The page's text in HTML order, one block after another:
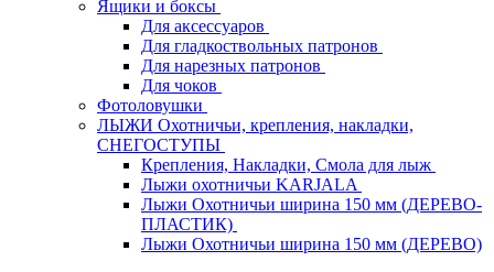
Ящики и боксы
Для аксессуаров
Для гладкоствольных патронов
Для нарезных патронов
Для чоков
Фотоловушки
ЛЫЖИ Охотничьи, крепления, накладки,
СНЕГОСТУПЫ
Крепления, Накладки, Смола для лыж
Лыжи охотничьи KARJALA
Лыжи Охотничьи ширина 150 мм (ДЕРЕВО-
ПЛАСТИК)
Лыжи Охотничьи ширина 150 мм (ДЕРЕВО)